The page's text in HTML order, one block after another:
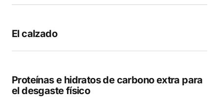
en este navegador para la próxima vez que
El calzado
Proteínas e hidratos de carbono extra para
el desgaste físico